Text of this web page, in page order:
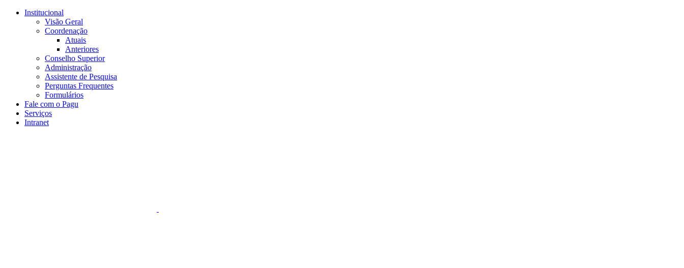
Conteúdo principal
Institucional
Visão Geral
Coordenação
Atuais
Anteriores
Conselho Superior
Administração
Assistente de Pesquisa
Perguntas Frequentes
Formulários
Fale com o Pagu
Serviços
Intranet